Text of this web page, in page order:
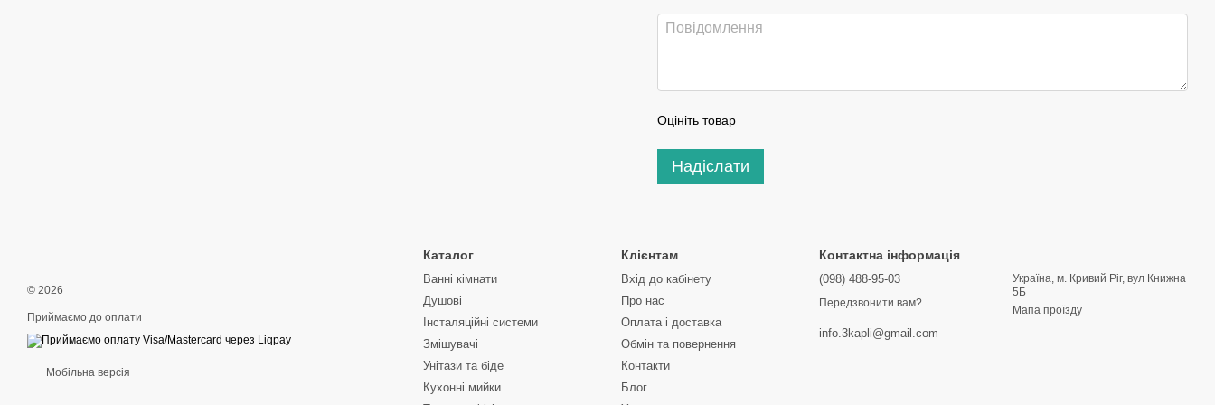
Оцініть товар
Надіслати
© 2026
Приймаємо до оплати
Мобільна версія
Каталог
Ванні кімнати
Душові
Інсталяційні системи
Змішувачі
Унітази та біде
Кухонні мийки
Клієнтам
Вхід до кабінету
Про нас
Оплата і доставка
Обмін та повернення
Контакти
Блог
Контактна інформація
(098) 488-95-03
Передзвонити вам?
info.3kapli@gmail.com
Україна, м. Кривий Ріг, вул Книжна
5Б
Мапа проїзду